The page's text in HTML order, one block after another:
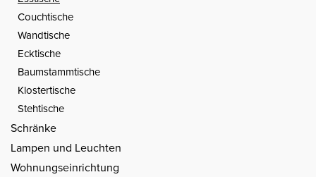
Couchtische
Wandtische
Ecktische
Baumstammtische
Klostertische
Stehtische
Schränke
Lampen und Leuchten
Wohnungseinrichtung